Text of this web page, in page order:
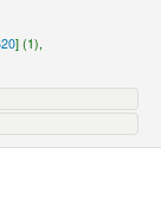
] (1),